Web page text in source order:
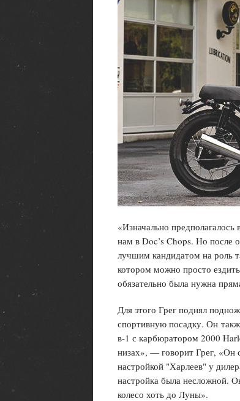
«Изначально
нам в Doc’s Chops. Но после
лучшим кандидатом на роль
котором можно просто
обязательно была нужна
Для этого Грег поднял
спортивную посадку. Он
в-1 с карбюратором 2000
низах», — говорит Грег, «Он
настройкой "Харлеев" у
настройка была несложной.
колесо хоть до Луны».